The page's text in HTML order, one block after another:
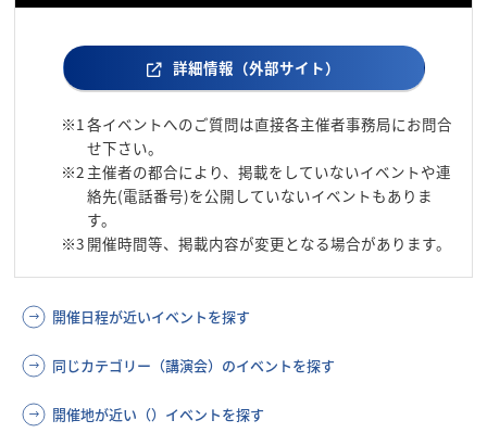
詳細情報（外部サイト）
※1 各イベントへのご質問は直接各主催者事務局にお問合
せ下さい。
※2 主催者の都合により、掲載をしていないイベントや連
絡先(電話番号)を公開していないイベントもありま
す。
※3 開催時間等、掲載内容が変更となる場合があります。
開催日程が近いイベントを探す
同じカテゴリー（講演会）のイベントを探す
開催地が近い（）イベントを探す